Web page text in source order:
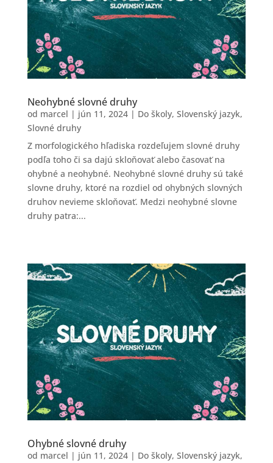
Neohybné slovné druhy
od marcel | jún 11, 2024| Do školy, Slovenský jazyk,
Slovné druhy
Z morfologického hľadiska rozdeľujem slovné druhy
podľa toho či sa dajú skloňovať alebo časovať na
ohybné a neohybné. Neohybné slovné druhy sú také
slovne druhy, ktoré na rozdiel od ohybných slovných
druhov nevieme skloňovať. Medzi neohybné slovne
druhy patra:...
Ohybné slovné druhy
od marcel | jún 11, 2024| Do školy, Slovenský jazyk,